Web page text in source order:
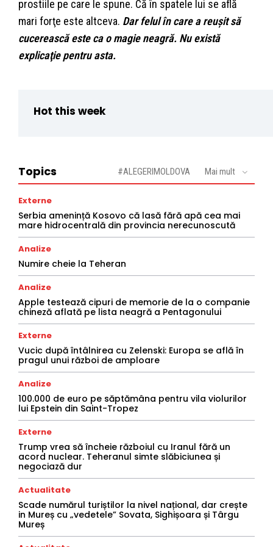
prostiile pe care le spune. Că în spatele lui se află
mari forţe este altceva. Dar felul în care a reuşit să
cucerească este ca o magie neagră. Nu există
explicaţie pentru asta.
Hot this week
Topics #ALEGERIMOLDOVA Mai mult
Externe
Serbia amenință Kosovo că lasă fără apă cea mai
mare hidrocentrală din provincia nerecunoscută
Analize
Numire cheie la Teheran
Analize
Apple testează cipuri de memorie de la o companie
chineză aflată pe lista neagră a Pentagonului
Externe
Vucic după întâlnirea cu Zelenski: Europa se află în
pragul unui război de amploare
Analize
100.000 de euro pe săptămâna pentru vila violurilor
lui Epstein din Saint-Tropez
Externe
Trump vrea să încheie războiul cu Iranul fără un
acord nuclear. Teheranul simte slăbiciunea și
negociază dur
Actualitate
Scade numărul turiștilor la nivel național, dar crește
in Mureș cu „vedetele” Sovata, Sighișoara și Târgu
Mureș